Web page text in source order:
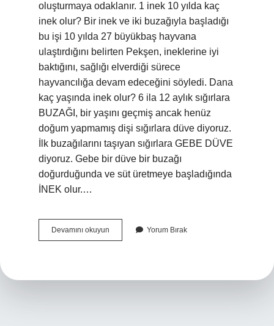
oluşturmaya odaklanır. 1 inek 10 yılda kaç
inek olur? Bir inek ve iki buzağıyla başladığı
bu işi 10 yılda 27 büyükbaş hayvana
ulaştırdığını belirten Pekşen, ineklerine iyi
baktığını, sağlığı elverdiği sürece
hayvancılığa devam edeceğini söyledi. Dana
kaç yaşında inek olur? 6 ila 12 aylık sığırlara
BUZAĞI, bir yaşını geçmiş ancak henüz
doğum yapmamış dişi sığırlara düve diyoruz.
İlk buzağılarını taşıyan sığırlara GEBE DÜVE
diyoruz. Gebe bir düve bir buzağı
doğurduğunda ve süt üretmeye başladığında
İNEK olur.…
Devamını okuyun
Yaşlı
Yorum Bırak